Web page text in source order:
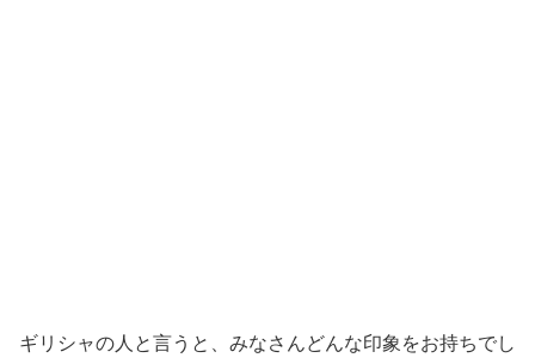
ギリシャの人と言うと、みなさんどんな印象をお持ちでし